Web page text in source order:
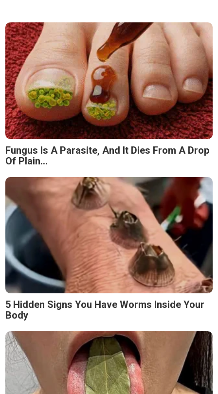
Fungus Is A Parasite, And It Dies From A Drop
Of Plain...
5 Hidden Signs You Have Worms Inside Your
Body